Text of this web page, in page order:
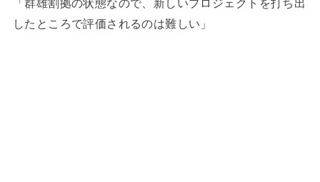
「群雄割拠の状態なので、新しいプロジェクトを打ち出
したところで評価されるのは難しい」